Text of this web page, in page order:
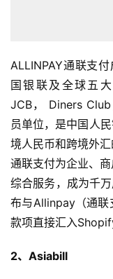
ALLINPAY通联支
国银联及全球五
JCB， Diners
员单位，是中国人
境人民币和跨境外
通联支付为企业、
综合服务，成为千
布与Allinpay（通联
款项直接汇入
2、Asiabill